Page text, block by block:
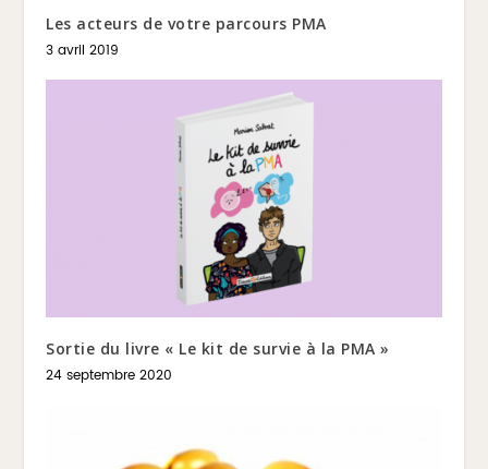
Les acteurs de votre parcours PMA
3 avril 2019
Sortie du livre « Le kit de survie à la PMA »
24 septembre 2020